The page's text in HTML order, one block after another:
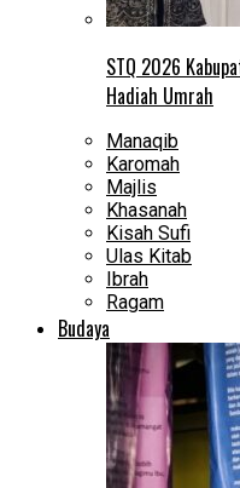
STQ 2026
Hadiah Umrah
Manaqib
Karomah
Majlis
Khasanah
Kisah Sufi
Ulas Kitab
Ibrah
Ragam
Budaya